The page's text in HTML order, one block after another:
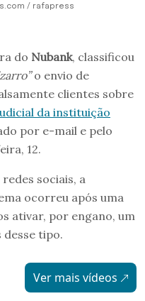
/ rafapress
do Nubank, classificou
o envio de
clientes sobre
da instituição
por e-mail e pelo
12.
sociais, a
ocorreu após uma
ativar, por engano, um
tipo.
Ver mais vídeos